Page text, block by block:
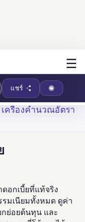
☰
แชร์
เครื่องคำนวณอัตรา
อกเบี้ยที่แท้จริง
รมเนียมทั้งหมด ดูค่า
กย่อยต้นทุน และ